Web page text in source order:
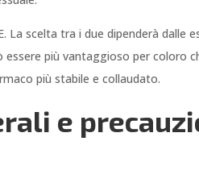
scelta tra i due dipenderà dalle
più vantaggioso per coloro
più stabile e collaudato.
e